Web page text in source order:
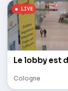
Cologne